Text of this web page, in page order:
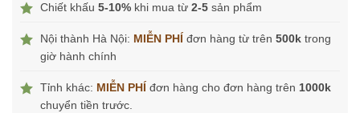
Chiết khấu 5-10% khi mua từ 2-5 sản phẩm
Nội thành Hà Nội: MIỄN PHÍ đơn hàng từ trên 500k trong
giờ hành chính
Tỉnh khác: MIỄN PHÍ đơn hàng cho đơn hàng trên 1000k
chuyển tiền trước.